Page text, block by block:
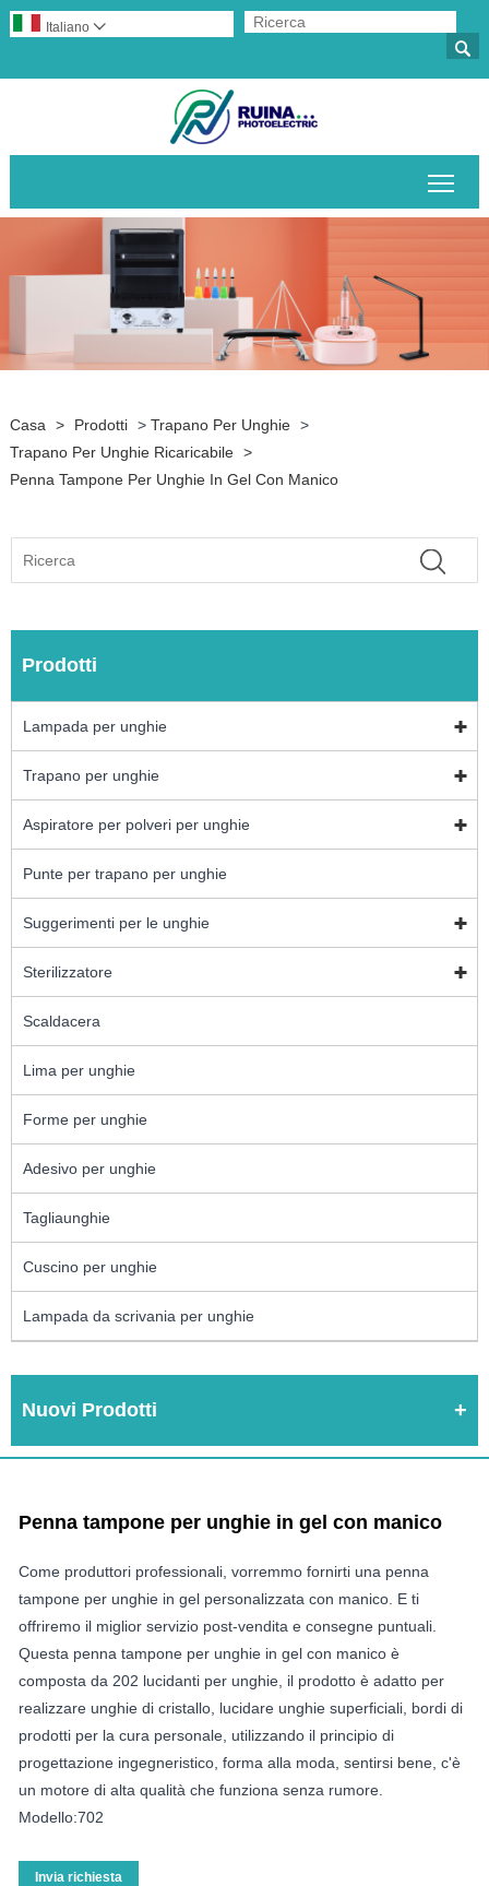

Italiano 
Casa > Prodotti > Trapano Per Unghie >
Trapano Per Unghie Ricaricabile >
Penna Tampone Per Unghie In Gel Con Manico
Prodotti
Lampada per unghie
Trapano per unghie
Aspiratore per polveri per unghie
Punte per trapano per unghie
Suggerimenti per le unghie
Sterilizzatore
Scaldacera
Lima per unghie
Forme per unghie
Adesivo per unghie
Tagliaunghie
Cuscino per unghie
Lampada da scrivania per unghie
Nuovi Prodotti
Penna tampone per unghie in gel con manico
Come produttori professionali, vorremmo fornirti una penna
tampone per unghie in gel personalizzata con manico. E ti
offriremo il miglior servizio post-vendita e consegne puntuali.
Questa penna tampone per unghie in gel con manico è
composta da 202 lucidanti per unghie, il prodotto è adatto per
realizzare unghie di cristallo, lucidare unghie superficiali, bordi di
prodotti per la cura personale, utilizzando il principio di
progettazione ingegneristico, forma alla moda, sentirsi bene, c'è
un motore di alta qualità che funziona senza rumore.
Modello:702
Invia richiesta